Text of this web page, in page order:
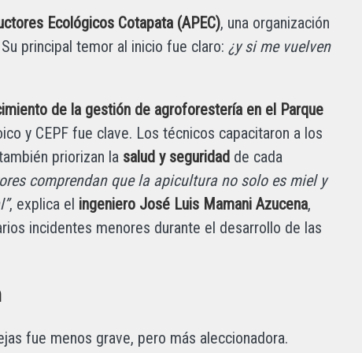
Ecológicos Cotapata (APEC), una organización
principal temor al inicio fue claro:¿y si me vuelven
de la gestión de agroforestería en el Parque
y CEPF fue clave. Los técnicos capacitaron a los
priorizan la salud y seguridad de cada
comprendan que la apicultura no solo es miel y
, explica el ingeniero José Luis Mamani Azucena,
incidentes menores durante el desarrollo de las
fue menos grave, pero más aleccionadora.